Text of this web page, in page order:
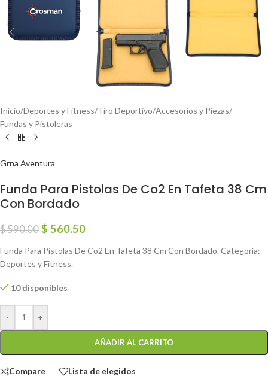
Inicio/Deportes y Fitness/Tiro Deportivo/Accesorios y Piezas/
Fundas y Pistoleras
Grna Aventura
Funda Para Pistolas De Co2 En Tafeta 38 Cm
Con Bordado
$590.00 $ 560.50
Funda Para Pistolas De Co2 En Tafeta 38 Cm Con Bordado. Categoría:
Deportes y Fitness.
10 disponibles
- +
AÑADIR AL CARRITO
Compare Lista de elegidos